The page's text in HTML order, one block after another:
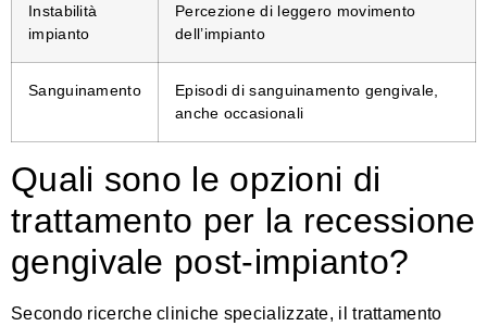
Instabilità
impianto
Percezione di leggero movimento
dell’impianto
Sanguinamento
Episodi di sanguinamento gengivale,
anche occasionali
Quali sono le opzioni di
trattamento per la recessione
gengivale post-impianto?
Secondo ricerche cliniche specializzate, il trattamento